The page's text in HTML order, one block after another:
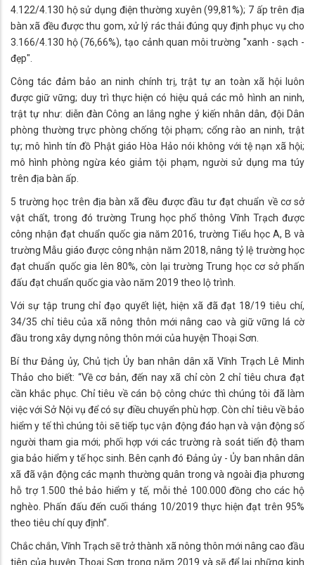
4.122/4.130 hộ sử dụng điện thường xuyên (99,81%); 7 ấp trên địa
bàn xã đều được thu gom, xử lý rác thải đúng quy định phục vụ cho
3.166/4.130 hộ (76,66%), tạo cảnh quan môi trường "xanh - sạch -
đẹp".
Công tác đảm bảo an ninh chính trị, trật tự an toàn xã hội luôn
được giữ vững; duy trì thực hiện có hiệu quả các mô hình an ninh,
trật tự như: diễn đàn Công an lắng nghe ý kiến nhân dân, đội Dân
phòng thường trực phòng chống tội phạm; cổng rào an ninh, trật
tự; mô hình tín đồ Phật giáo Hòa Hảo nói không với tệ nạn xã hội;
mô hình phòng ngừa kéo giảm tội phạm, người sử dụng ma túy
trên địa bàn ấp.
5 trường học trên địa bàn xã đều được đầu tư đạt chuẩn về cơ sở
vật chất, trong đó trường Trung học phổ thông Vĩnh Trạch được
công nhận đạt chuẩn quốc gia năm 2016, trường Tiểu học A, B và
trường Mẫu giáo được công nhận năm 2018, nâng tỷ lệ trường học
đạt chuẩn quốc gia lên 80%, còn lại trường Trung học cơ sở phấn
đấu đạt chuẩn quốc gia vào năm 2019 theo lộ trình.
Với sự tập trung chỉ đạo quyết liệt, hiện xã đã đạt 18/19 tiêu chí,
34/35 chỉ tiêu của xã nông thôn mới nâng cao và giữ vững lá cờ
đầu trong xây dựng nông thôn mới của huyện Thoại Sơn.
Bí thư Đảng ủy, Chủ tịch Ủy ban nhân dân xã Vĩnh Trạch Lê Minh
Thảo cho biết: “Về cơ bản, đến nay xã chỉ còn 2 chỉ tiêu chưa đạt
cần khắc phục. Chỉ tiêu về cán bộ công chức thì chúng tôi đã làm
việc với Sở Nội vụ để có sự điều chuyển phù hợp. Còn chỉ tiêu về bảo
hiểm y tế thì chúng tôi sẽ tiếp tục vận động đáo hạn và vận động số
người tham gia mới; phối hợp với các trường rà soát tiến độ tham
gia bảo hiểm y tế học sinh. Bên cạnh đó Đảng ủy - Ủy ban nhân dân
xã đã vận động các mạnh thường quân trong và ngoài địa phương
hỗ trợ 1.500 thẻ bảo hiểm y tế, mỗi thẻ 100.000 đồng cho các hộ
nghèo. Phấn đấu đến cuối tháng 10/2019 thực hiện đạt trên 95%
theo tiêu chí quy định”.
Chắc chắn, Vĩnh Trạch sẽ trở thành xã nông thôn mới nâng cao đầu
tiên của huyện Thoại Sơn trong năm 2019 và sẽ để lại những kinh